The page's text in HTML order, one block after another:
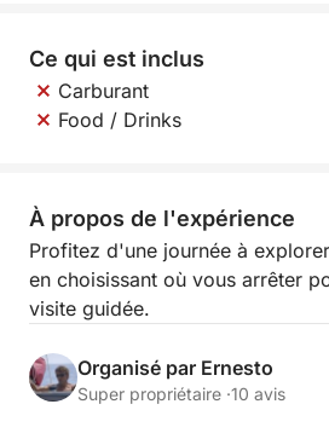
Ce qui est inclus
Carburant
Food / Drinks
À propos de l'expérience
Profitez d'une journée à
en choisissant où vous arrêter
visite guidée.
Organisé par Ernesto
Super propriétaire ·10 avis